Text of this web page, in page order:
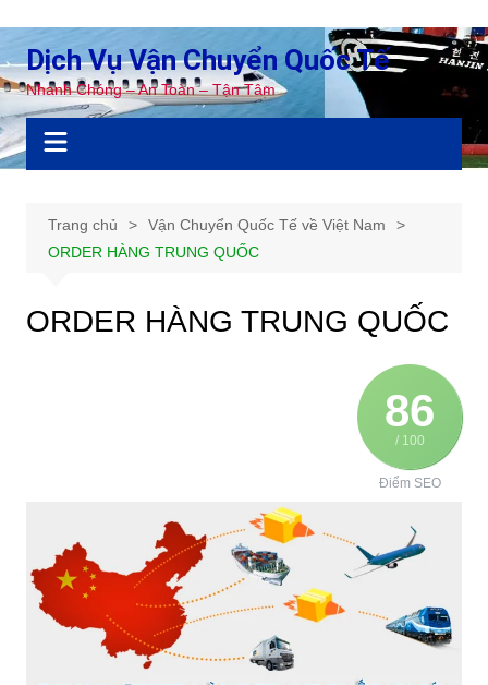
phần
nội
dung
Dịch Vụ Vận Chuyển Quốc Tế
Nhanh Chóng – An Toàn – Tận Tâm
Trang chủ
Vận Chuyển Quốc Tế về Việt Nam
ORDER HÀNG TRUNG QUỐC
ORDER HÀNG TRUNG QUỐC
86
/ 100
Điểm SEO